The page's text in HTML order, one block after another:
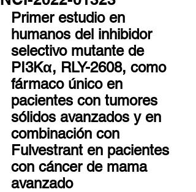
Primer estudio en
humanos del inhibidor
selectivo mutante de
PI3Kα, RLY-2608, como
fármaco único en
pacientes con tumores
sólidos avanzados y en
combinación con
Fulvestrant en pacientes
con cáncer de mama
avanzado